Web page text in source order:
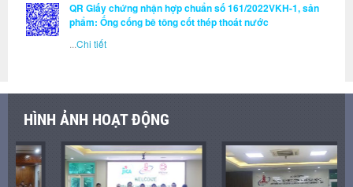
QR Giấy chứng nhận hợp chuẩn số 161/2022VKH-1, sản
phẩm: Ống cống bê tông cốt thép thoát nước
Chi tiết
HÌNH ẢNH HOẠT ĐỘNG